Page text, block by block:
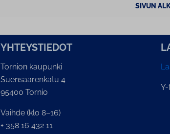
SIVUN
YH­TEYS­TIE­DOT
Tornion kaupunki
Suensaarenkatu 4
95400 Tornio
Vaihde (klo 8–16)
+ 358 16 432 11